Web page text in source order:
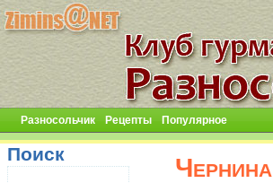
Разносольчик Рецепты Популярное
Поиск